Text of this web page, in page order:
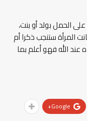
الحمل بولد أو بنت،
المرأة ستنجب ذكرا أم
الله فهو أعلم بما
Google+